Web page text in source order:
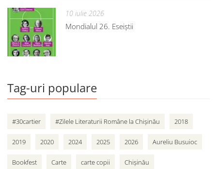
10 iulie 2026
Mondialul 26. Eseiștii
Tag-uri populare
#30cartier #Zilele Literaturii Române la Chișinău 2018
2019 2020 2024 2025 2026 Aureliu Busuioc
Bookfest Carte carte copii Chișinău